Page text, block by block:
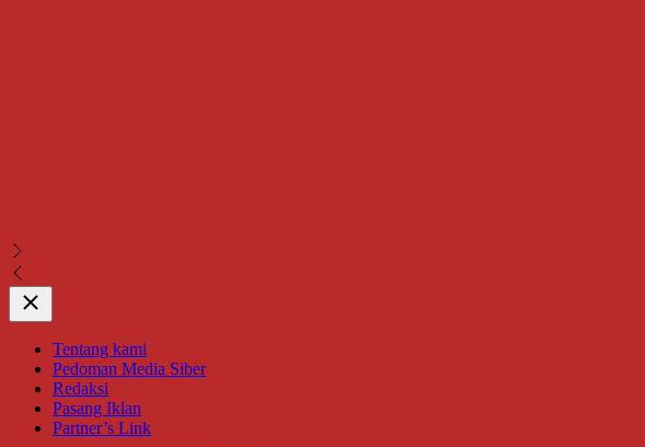
Close
Tentang kami
Pedoman Media Siber
Redaksi
Pasang Iklan
Partner’s Link